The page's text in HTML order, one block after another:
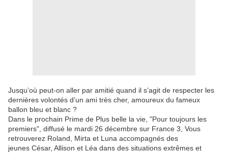
Jusqu’où peut-on aller par amitié quand il s’agit de respecter les
dernières volontés d’un ami très cher, amoureux du fameux
ballon bleu et blanc ?
Dans le prochain Prime de Plus belle la vie, "Pour toujours les
premiers", diffusé le mardi 26 décembre sur France 3, Vous
retrouverez Roland, Mirta et Luna accompagnés des
jeunes César, Allison et Léa dans des situations extrêmes et